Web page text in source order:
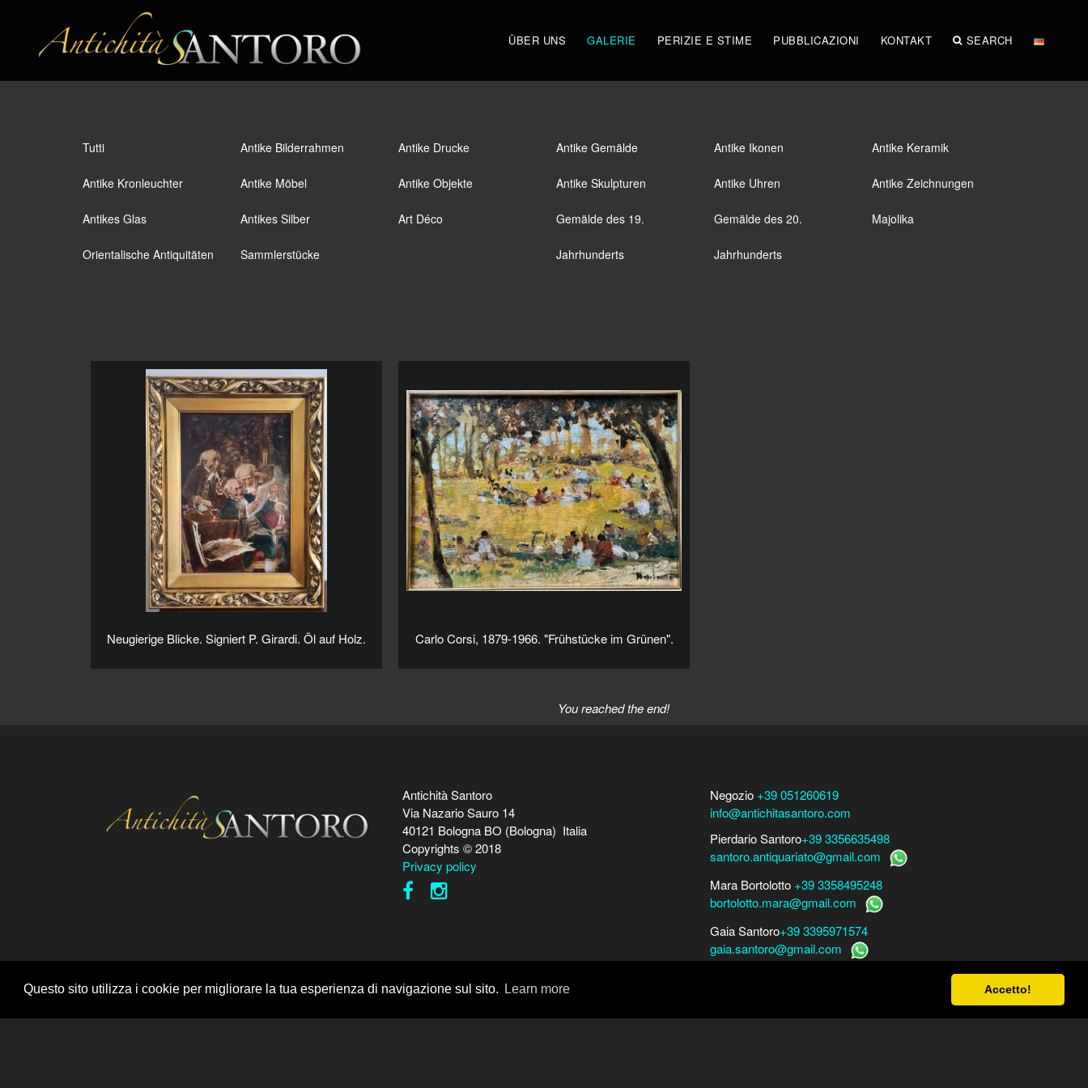
Questo sito utilizza i cookie per migliorare la tua esperienza di navigazione sul sito. Learn more Accetto!
ÜBER UNS GALERIE PERIZIE E STIME PUBBLICAZIONI KONTAKT SEARCH
Tutti Antike Bilderrahmen Antike Drucke Antike Gemälde Antike Ikonen Antike Keramik
Antike Kronleuchter Antike Möbel Antike Objekte Antike Skulpturen Antike Uhren Antike Zeichnungen
Antikes Glas Antikes Silber Art Déco Gemälde des 19.
Jahrhunderts
Gemälde des 20.
Jahrhunderts
Majolika
Orientalische Antiquitäten Sammlerstücke
Neugierige Blicke. Signiert P. Girardi. Öl auf Holz. Carlo Corsi, 1879-1966. "Frühstücke im Grünen".
You reached the end!
Antichità Santoro
Via Nazario Sauro 14
40121 Bologna BO (Bologna) Italia
Copyrights © 2018
Privacy policy
Negozio +39 051260619
info@antichitasantoro.com
Pierdario Santoro+39 3356635498
santoro.antiquariato@gmail.com
Mara Bortolotto +39 3358495248
bortolotto.mara@gmail.com
Gaia Santoro+39 3395971574
gaia.santoro@gmail.com